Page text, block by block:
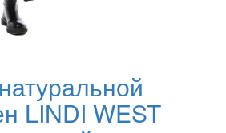
LINDI WEST